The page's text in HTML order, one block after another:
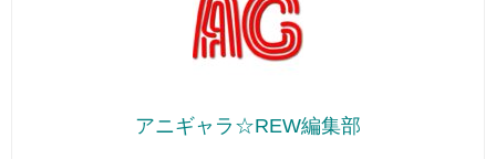
アニギャラ☆REW編集部